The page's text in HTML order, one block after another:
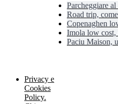
Parcheggiare
Road trip,
Copenaghen
Imola low cost,
Paciu Maison,
Privacy e
Cookies
Policy.